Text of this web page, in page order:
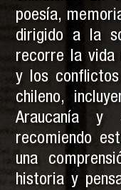
poesía,
dirigido a la
recorre la vida
y los
chileno,
Araucanía y
recomiendo
una
historia y